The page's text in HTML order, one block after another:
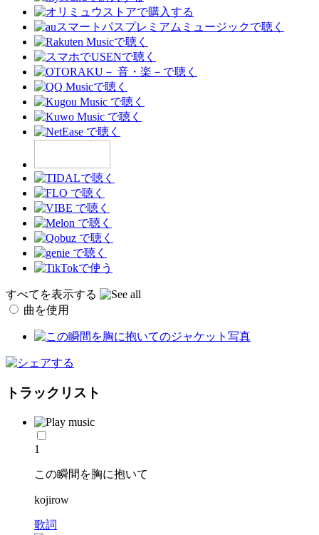
すべてを表示する
曲を使用
トラックリスト
1
この瞬間を胸に抱いて
kojirow
歌詞